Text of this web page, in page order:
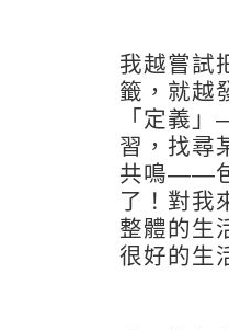
我越嘗試
籤，就越
「定義」
習，找尋
共鳴——
了！對我
整體的生
很好的生